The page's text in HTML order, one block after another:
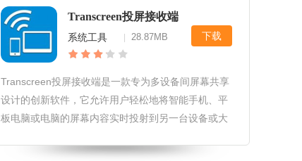
Transcreen投屏接收端
系统工具 28.87MB 下载
Transcreen投屏接收端是一款专为多设备间屏幕共享
设计的创新软件，它允许用户轻松地将智能手机、平
板电脑或电脑的屏幕内容实时投射到另一台设备或大
在线教育，都能带来极致的便捷与高效的交互体验。